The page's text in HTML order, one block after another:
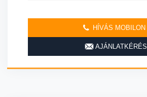
HÍVÁS MOBILON
AJÁNLATKÉRÉS